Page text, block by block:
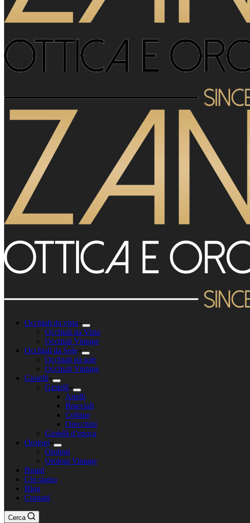
Occhiali da vista
Occhiali da Vista
Occhiali Vintage
Occhiali da Sole
Occhiali da sole
Occhiali Vintage
Gioielli
Gioielli
Anelli
Bracciali
Collane
Orecchini
Gioielli d’epoca
Orologi
Orologi
Orologi Vintage
Brand
Chi siamo
Blog
Contatti
Cerca